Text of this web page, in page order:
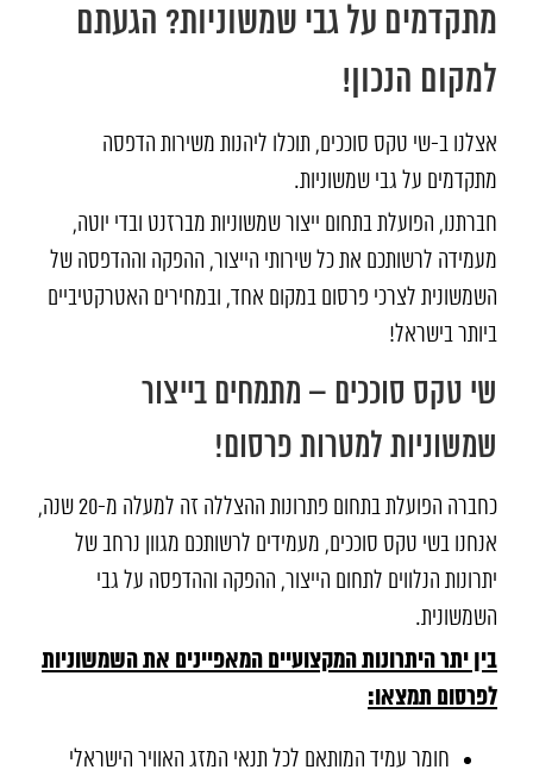
מתקדמים על גבי שמשוניות? הגעתם
למקום הנכון!
אצלנו ב-שי טקס סוככים, תוכלו ליהנות משירות הדפסה
מתקדמים על גבי שמשוניות.
חברתנו, הפועלת בתחום ייצור שמשוניות מברזנט ובדי יוטה,
מעמידה לרשותכם את כל שירותי הייצור, ההפקה וההדפסה של
השמשונית לצרכי פרסום במקום אחד, ובמחירים האטרקטיביים
ביותר בישראל!
שי טקס סוככים – מתמחים בייצור
שמשוניות למטרות פרסום!
כחברה הפועלת בתחום פתרונות ההצללה זה למעלה מ-20 שנה,
אנחנו בשי טקס סוככים, מעמידים לרשותכם מגוון נרחב של
יתרונות הנלווים לתחום הייצור, ההפקה וההדפסה על גבי
השמשונית.
בין יתר היתרונות המקצועיים המאפיינים את השמשוניות
לפרסום תמצאו:
חומר עמיד המותאם לכל תנאי המזג האוויר הישראלי